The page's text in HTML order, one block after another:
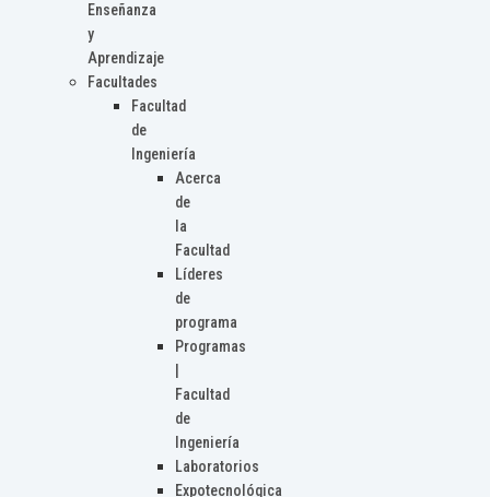
Enseñanza
y
Aprendizaje
Facultades
Facultad
de
Ingeniería
Acerca
de
la
Facultad
Líderes
de
programa
Programas
Facultad
de
Ingeniería
Laboratorios
Expotecnológica